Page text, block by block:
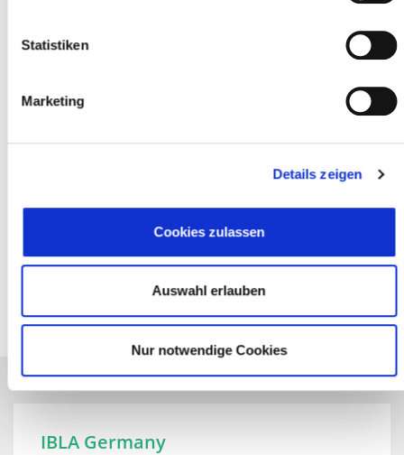
Statistiken
Marketing
Details zeigen
Cookies zulassen
Auswahl erlauben
Nur notwendige Cookies
Internationaler Bund (IB)
06241 - 9474816
Telefon
Sprachkursträger
IBLA Germany